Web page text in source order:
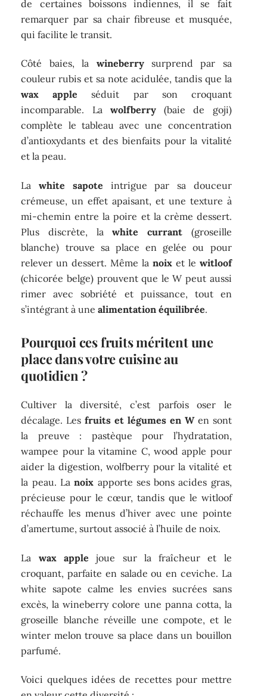
de certaines boissons indiennes, il se fait
remarquer par sa chair fibreuse et musquée,
qui facilite le transit.
Côté baies, la wineberrysurprend par sa
couleur rubis et sa note acidulée, tandis que la
wax apple séduit par son croquant
incomparable. La wolfberry(baie de goji)
complète le tableau avec une concentration
d’antioxydants et des bienfaits pour la vitalité
et la peau.
Lawhite sapote intrigue par sa douceur
crémeuse, un effet apaisant, et une texture à
mi-chemin entre la poire et la crème dessert.
Plus discrète, lawhite currant(groseille
blanche) trouve sa place en gelée ou pour
relever un dessert. Même la noix et le witloof
(chicorée belge) prouvent que le W peut aussi
rimer avec sobriété et puissance, tout en
s’intégrant à unealimentation équilibrée.
Pourquoi ces fruits méritent une
place dans votre cuisine au
quotidien ?
Cultiver la diversité, c’est parfois oser le
décalage. Lesfruits et légumes en Wen sont
la preuve : pastèque pour l’hydratation,
wampee pour la vitamine C, wood apple pour
aider la digestion, wolfberry pour la vitalité et
la peau. Lanoix apporte ses bons acides gras,
précieuse pour le cœur, tandis que le witloof
réchauffe les menus d’hiver avec une pointe
d’amertume, surtout associé à l’huile de noix.
La wax apple joue sur la fraîcheur et le
croquant, parfaite en salade ou en ceviche. La
white sapote calme les envies sucrées sans
excès, la wineberry colore une panna cotta, la
groseille blanche réveille une compote, et le
winter melon trouve sa place dans un bouillon
parfumé.
Voici quelques idées de recettes pour mettre